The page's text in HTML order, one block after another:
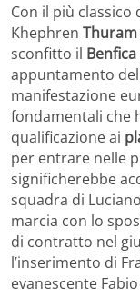
Con il più classico
Khephren Thuram
sconfitto il Benfica
appuntamento
manifestazione
fondamentali che
qualificazione ai
per entrare nelle
significherebbe
squadra di Luciano
marcia con lo
di contratto nel
l’inserimento di
evanescente Fabio